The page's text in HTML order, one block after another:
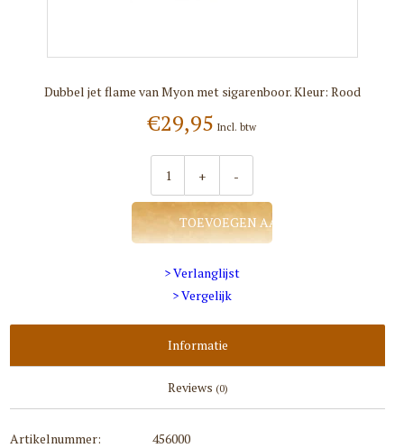
Dubbel jet flame van Myon met sigarenboor. Kleur: Rood
€29,95 Incl. btw
+ -
TOEVOEGEN AAN WINKELWAGEN
> Verlanglijst
> Vergelijk
Informatie
Reviews (0)
Artikelnummer:
456000